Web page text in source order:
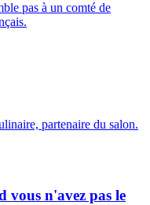
pas à un comté de
partenaire du salon.
vous n'avez pas le